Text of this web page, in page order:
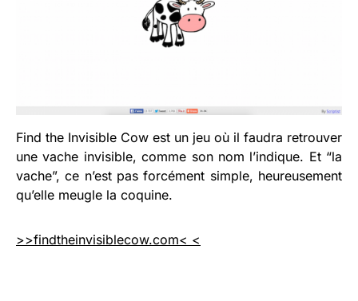
Find the Invisible Cow est un jeu où il faudra retrouver
une vache invisible, comme son nom l’indique. Et “la
vache”, ce n’est pas forcément simple, heureusement
qu’elle meugle la coquine.
>>findtheinvisiblecow.com< <